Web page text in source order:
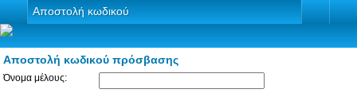
Αποστολή κωδικού
Αποστολή κωδικού πρόσβασης
Όνομα μέλους: